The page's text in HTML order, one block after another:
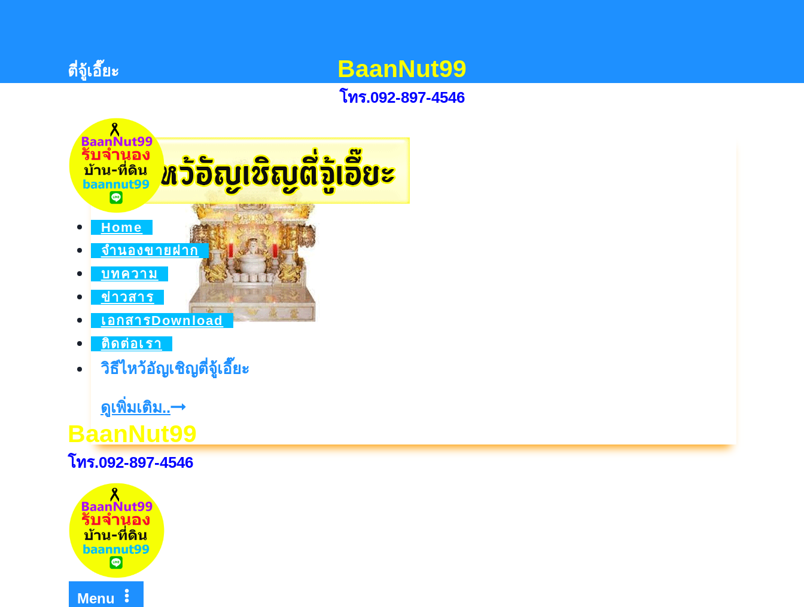
BaanNut99
โทร.092-897-4546
Home
จำนองขายฝาก
บทความ
ข่าวสาร
เอกสารDownload
ติดต่อเรา
BaanNut99
โทร.092-897-4546
Menu
ตี่จู้เอี๊ยะ
วิธีไหว้อัญเชิญตี่จู้เอี๊ยะ
ดูเพิ่มเติม..วิธี
ไหว้
อัญเชิญ